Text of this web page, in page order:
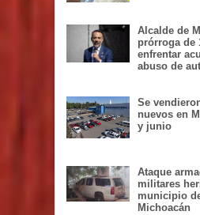
Alcalde de
prórroga de
enfrentar
abuso de
Se
nuevos en
y junio
Ataque
militares
municipio
Michoacán